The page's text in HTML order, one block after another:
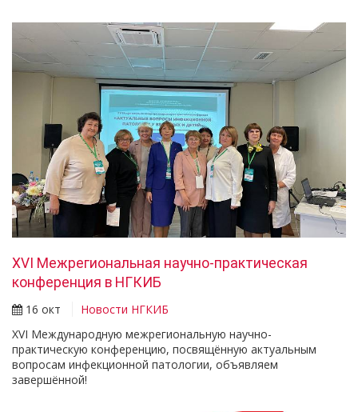
XVI Межрегиональная научно-практическая
конференция в НГКИБ
16 окт
Новости НГКИБ
XVI Международную межрегиональную научно-
практическую конференцию, посвящённую актуальным
вопросам инфекционной патологии, объявляем
завершённой!